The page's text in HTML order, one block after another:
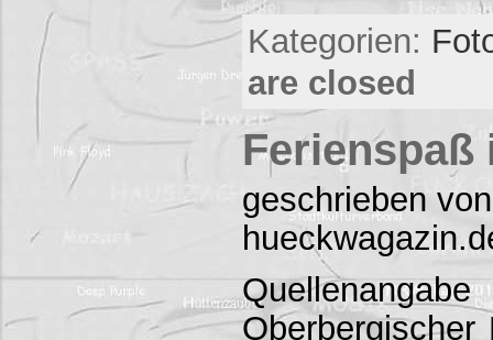
Kategorien:
are closed
Ferienspaß
geschrieben
Oberbergischer